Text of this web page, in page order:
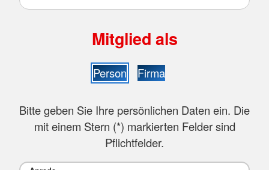
Mitglied als
Person Firma
Bitte geben Sie Ihre persönlichen Daten ein. Die
mit einem Stern (*) markierten Felder sind
Pflichtfelder.